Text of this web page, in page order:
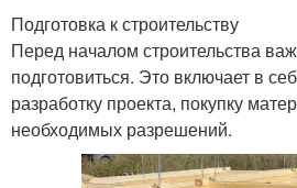
Подготовка к строительству
Перед началом строительства
подготовиться. Это включает в
разработку проекта, покупку
необходимых разрешений.